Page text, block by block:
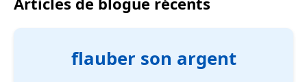
flauber son argent